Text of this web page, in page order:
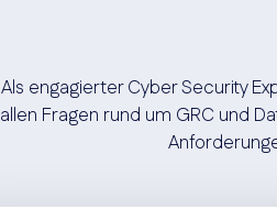
Als engagierter Cyber Security
allen Fragen rund um GRC und